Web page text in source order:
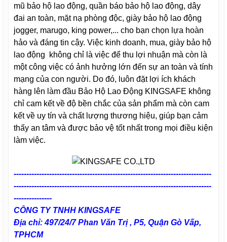
mũ bảo hộ lao động, quần báo bảo hộ lao động, dây
đai an toàn, mặt nạ phòng độc, giày bảo hộ lao động
jogger, marugo, king power,... cho bạn chọn lựa hoàn
hảo và đáng tin cậy. Việc kinh doanh, mua, giày bảo hộ
lao động không chỉ là việc để thu lợi nhuận mà còn là
một công việc có ảnh hưởng lớn đến sự an toàn và tính
mạng của con người. Do đó, luôn đặt lợi ích khách
hàng lên làm đầu Bảo Hộ Lao Động KINGSAFE không
chỉ cam kết về độ bền chắc của sản phẩm mà còn cam
kết về uy tín và chất lượng thương hiệu, giúp bạn cảm
thấy an tâm và được bảo vệ tốt nhất trong mọi điều kiện
làm việc.
------------------------------------------------------------------------------
------------------------------------------------------------------------------
---------------
CÔNG TY TNHH KINGSAFE
Địa chỉ: 497/24/7 Phan Văn Trị , P5, Quận Gò Vấp,
TPHCM